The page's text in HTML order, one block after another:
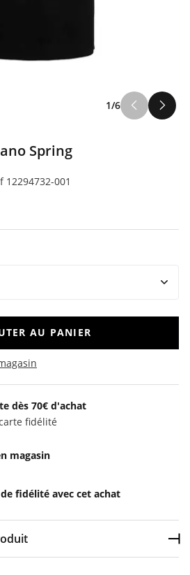
1/6
Spring
12294732-001
AU PANIER
dès 70€ d'achat
fidélité
magasin
fidélité avec cet achat